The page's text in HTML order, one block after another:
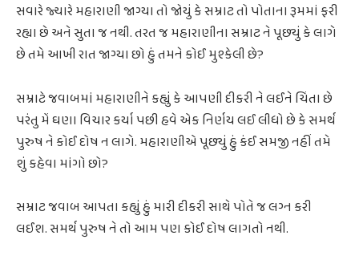
સવારે જ્યારે મહારાણી જાગ્યા તો જોયું કે સમ્રાટ તો પોતાના રૂમમાં ફરી
રહ્યા છે અને સુતા જ નથી. તરત જ મહારાણીના સમ્રાટ ને પૂછ્યું કે લાગે
છે તમે આખી રાત જાગ્યા છો હું તમને કોઈ મુશ્કેલી છે?
સમ્રાટે જવાબમાં મહારાણીને કહ્યું કે આપણી દીકરી ને લઈને ચિંતા છે
પરંતુ મેં ઘણા વિચાર કર્યા પછી હવે એક નિર્ણય લઈ લીધો છે કે સમર્થ
પુરુષ ને કોઈ દોષ ન લાગે. મહારાણીએ પૂછ્યું હું કંઈ સમજી નહીં તમે
શું કહેવા માંગો છો?
સમ્રાટ જવાબ આપતા કહ્યું હું મારી દીકરી સાથે પોતે જ લગ્ન કરી
લઈશ. સમર્થ પુરુષ ને તો આમ પણ કોઈ દોષ લાગતો નથી.